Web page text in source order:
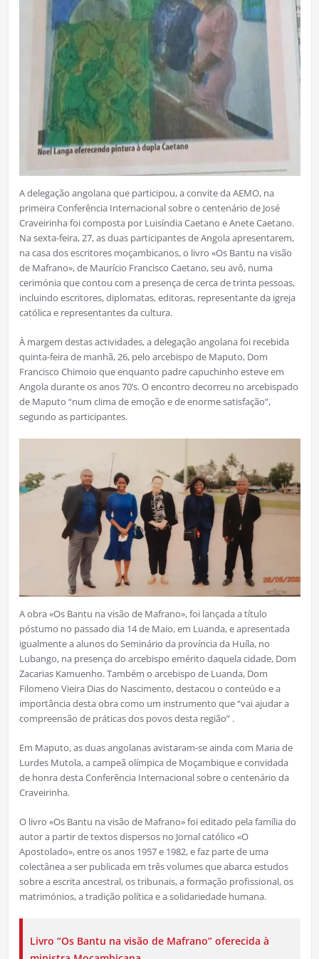
A delegação angolana que participou, a convite da AEMO, na
primeira Conferência Internacional sobre o centenário de José
Craveirinha foi composta por Luisíndia Caetano e Anete Caetano.
Na sexta-feira, 27, as duas participantes de Angola apresentarem,
na casa dos escritores moçambicanos, o livro «Os Bantu na visão
de Mafrano», de Maurício Francisco Caetano, seu avô, numa
cerimónia que contou com a presença de cerca de trinta pessoas,
incluindo escritores, diplomatas, editoras, representante da igreja
católica e representantes da cultura.
À margem destas actividades, a delegação angolana foi recebida
quinta-feira de manhã, 26, pelo arcebispo de Maputo, Dom
Francisco Chimoio que enquanto padre capuchinho esteve em
Angola durante os anos 70’s. O encontro decorreu no arcebispado
de Maputo “num clima de emoção e de enorme satisfação”,
segundo as participantes.
A obra «Os Bantu na visão de Mafrano», foi lançada a título
póstumo no passado dia 14 de Maio, em Luanda, e apresentada
igualmente a alunos do Seminário da província da Huíla, no
Lubango, na presença do arcebispo emérito daquela cidade, Dom
Zacarias Kamuenho. Também o arcebispo de Luanda, Dom
Filomeno Vieira Dias do Nascimento, destacou o conteúdo e a
importância desta obra como um instrumento que “vai ajudar a
compreensão de práticas dos povos desta região” .
Em Maputo, as duas angolanas avistaram-se ainda com Maria de
Lurdes Mutola, a campeã olímpica de Moçambique e convidada
de honra desta Conferência Internacional sobre o centenário da
Craveirinha.
O livro «Os Bantu na visão de Mafrano» foi editado pela família do
autor a partir de textos dispersos no Jornal católico «O
Apostolado», entre os anos 1957 e 1982, e faz parte de uma
colectânea a ser publicada em três volumes que abarca estudos
sobre a escrita ancestral, os tribunais, a formação profissional, os
matrimónios, a tradição política e a solidariedade humana.
Livro “Os Bantu na visão de Mafrano” oferecida à